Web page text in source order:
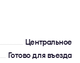
Центральное
Готово для въезда